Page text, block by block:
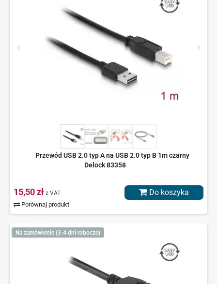
Przewód USB 2.0 typ A na USB 2.0 typ B 1m czarny
Delock 83358
15,50 zł z VAT
Porównaj produkt
Do koszyka
Na zamówienie (3-4 dni robocze)